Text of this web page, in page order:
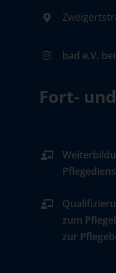
bad e.V.
Fort-
zum
zur